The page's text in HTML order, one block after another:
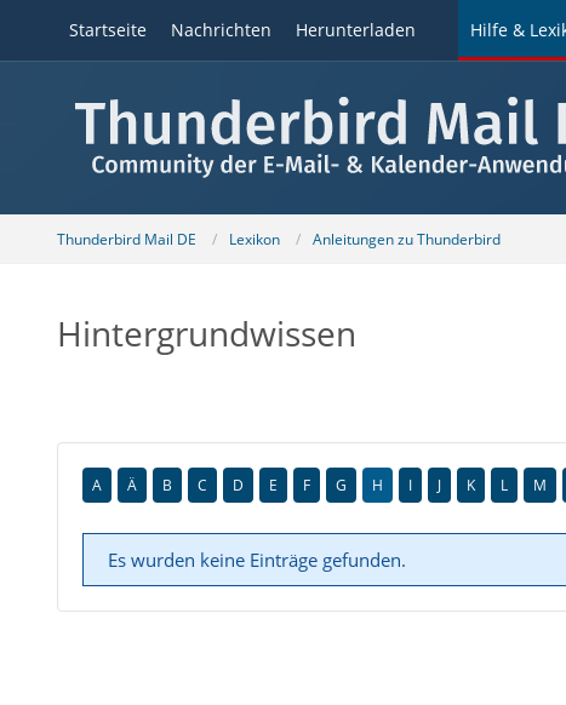
Startseite Nachrichten Herunterladen Hilfe &
Thunderbird Mail DE Lexikon Anleitungen zu Thunderbird
Hintergrundwissen
A Ä B C D E F G H I J K L M
Es wurden keine Einträge gefunden.